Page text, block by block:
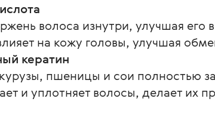
волоса изнутри, улучшая
на кожу головы, улучшая
кератин
пшеницы и сои полностью
и уплотняет волосы, делает их